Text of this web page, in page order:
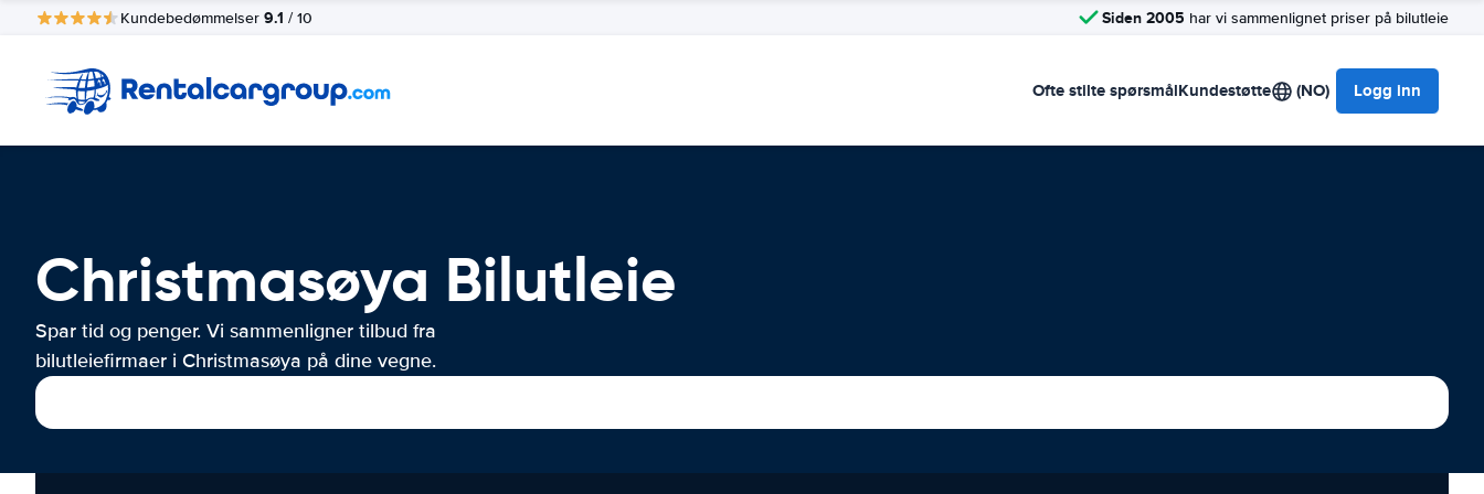
Kundebedømmelser 9.1 / 10 Siden 2005 har vi sammenlignet priser på bilutleie
Ofte stilte spørsmålKundestøtte (NO) Logg inn
Christmasøya Bilutleie
Spar tid og penger. Vi sammenligner tilbud fra
bilutleiefirmaer i Christmasøya på dine vegne.